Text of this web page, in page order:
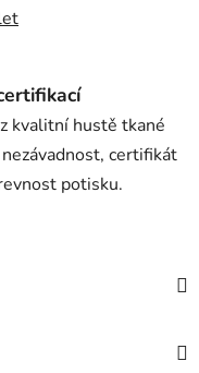
kvalitní hustě tkané
certifikát
potisku.